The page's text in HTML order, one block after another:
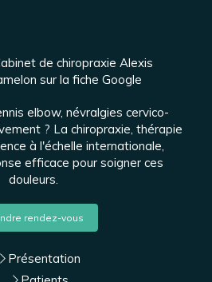
de chiropraxie Alexis
sur la fiche Google
elbow, névralgies cervico-
? La chiropraxie, thérapie
à l'échelle internationale,
efficace pour soigner ces
douleurs.
rendez-vous
Présentation